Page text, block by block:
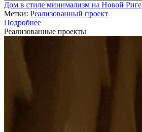
Дом в стиле минимализм на Новой Риге
Метки: Реализованный проект
Подробнее
Реализованные проекты